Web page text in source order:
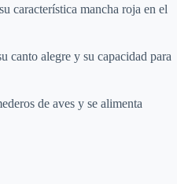
característica mancha roja en el
canto alegre y su capacidad para
de aves y se alimenta